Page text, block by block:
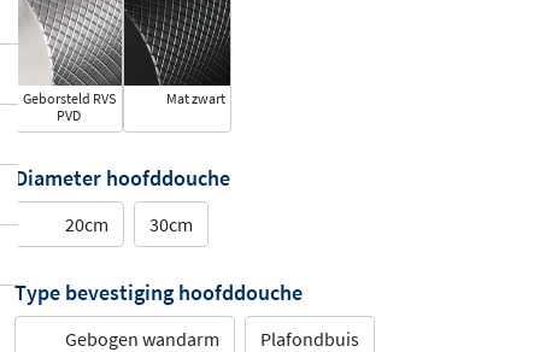
Geborsteld RVS
PVD
Mat zwart
Diameter hoofddouche
20cm 30cm
Type bevestiging hoofddouche
Gebogen wandarm Plafondbuis